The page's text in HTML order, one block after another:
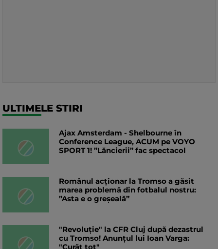
ULTIMELE STIRI
Ajax Amsterdam - Shelbourne în
Conference League, ACUM pe VOYO
SPORT 1! ”Lăncierii” fac spectacol
Românul acționar la Tromso a găsit
marea problemă din fotbalul nostru:
”Asta e o greșeală”
"Revoluție" la CFR Cluj după dezastrul
cu Tromso! Anunțul lui Ioan Varga:
"Curăț tot"